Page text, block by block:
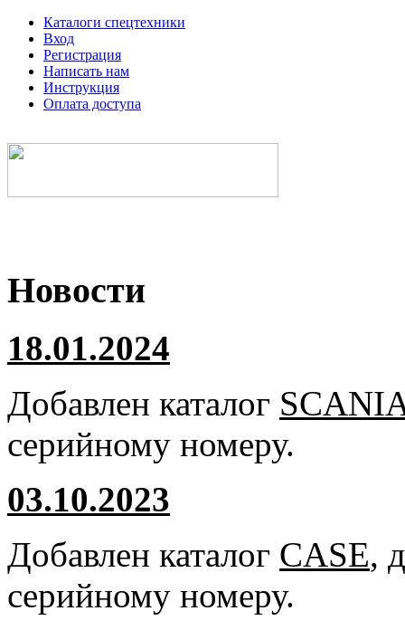
Каталоги спецтехники
Вход
Регистрация
Написать нам
Инструкция
Оплата доступа
Новости
18.01.2024
Добавлен каталог
серийному номеру.
03.10.2023
Добавлен каталог CASE,
серийному номеру.